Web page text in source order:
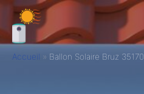
Accueil Ballon Solaire Bruz 35170